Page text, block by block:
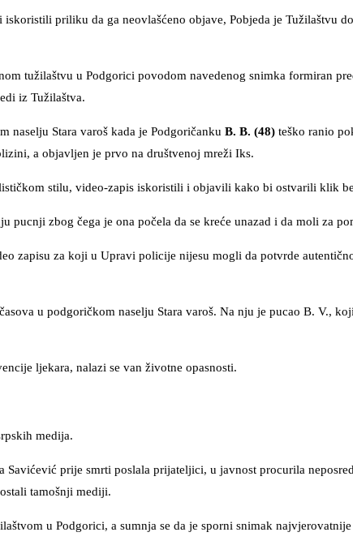
priliku da ga neovlašćeno objave, Pobjeda je Tužilaštvu
tužilaštvu u Podgorici povodom navedenog snimka formiran
iz Tužilaštva.
naselju Stara varoš kada je Podgoričanku B. B. (48) teško ranio
a objavljen je prvo na društvenoj mreži Iks.
stilu, video-zapis iskoristili i objavili kako bi ostvarili klik
pucnji zbog čega je ona počela da se kreće unazad i da moli za
zapisu za koji u Upravi policije nijesu mogli da potvrde
u podgoričkom naselju Stara varoš. Na nju je pucao B. V.,
ljekara, nalazi se van životne opasnosti.
medija.
prije smrti poslala prijateljici, u javnost procurila
tamošnji mediji.
u Podgorici, a sumnja se da je sporni snimak